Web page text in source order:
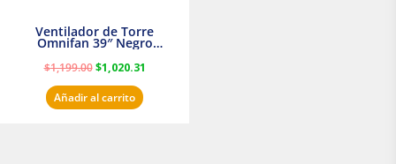
Ventilador de Torre
Omnifan 39″ Negro
$1,199.00 $1,020.31
Añadir al carrito